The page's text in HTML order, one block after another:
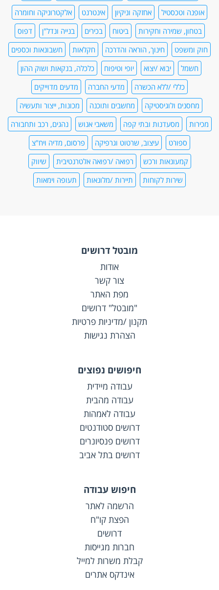
אופנה וטכסטיל
אחזקה וניקיון אינטרנט
אלקטרוניקה וחומרה
בטחון, שמירה וחקירות
ביטוח בכירים בנייה ונדל"ן
דפוס
חוק ומשפט
חינוך, הוראה והדרכה חקלאות
חשבונאות וכספים
חשמל
יבוא /יצוא יופי וטיפוח
כלכלה, בנקאות ושוק ההון
כללי /ללא הכשרה
מדעי החברה
מדעים מדוייקים
מחסנים ולוגיסטיקה
מחשבים ותוכנה
מכונות, ייצור ותעשיה
מכירות
מסעדנות ובתי קפה משאבי אנוש
נהגים, רכב ותחבורה
ספורט
עיצוב, שרטוט וגרפיקה
פרסום, מדיה ויח"צ
קמעונאות ורכש
רפואה /רפואה אלטרנטיבית
שיווק
שירות לקוחות
תיירות /מלונאות תעופה וימאות
מובטל דרושים
אודות
צור קשר
מפת האתר
"מובטל" דרושים
תקנון /מדיניות פרטיות
הצהרת נגישות
חיפושים נפוצים
עבודה מיידית
עבודה מהבית
עבודה לאמהות
דרושים סטודנטים
דרושים פנסיונרים
דרושים בתל אביב
חיפוש עבודה
הרשמה לאתר
הפצת קו"ח
דרושים
חברות מגייסות
קבלת משרות למייל
אינדקס אתרים